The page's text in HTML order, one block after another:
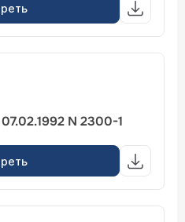
N 2300-1